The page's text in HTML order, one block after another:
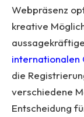
Webpräsenz
kreative
internationalen
die
verschiedene
Entscheidung